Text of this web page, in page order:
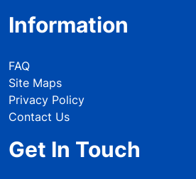
Information
FAQ
Site Maps
Privacy Policy
Contact Us
Get In Touch